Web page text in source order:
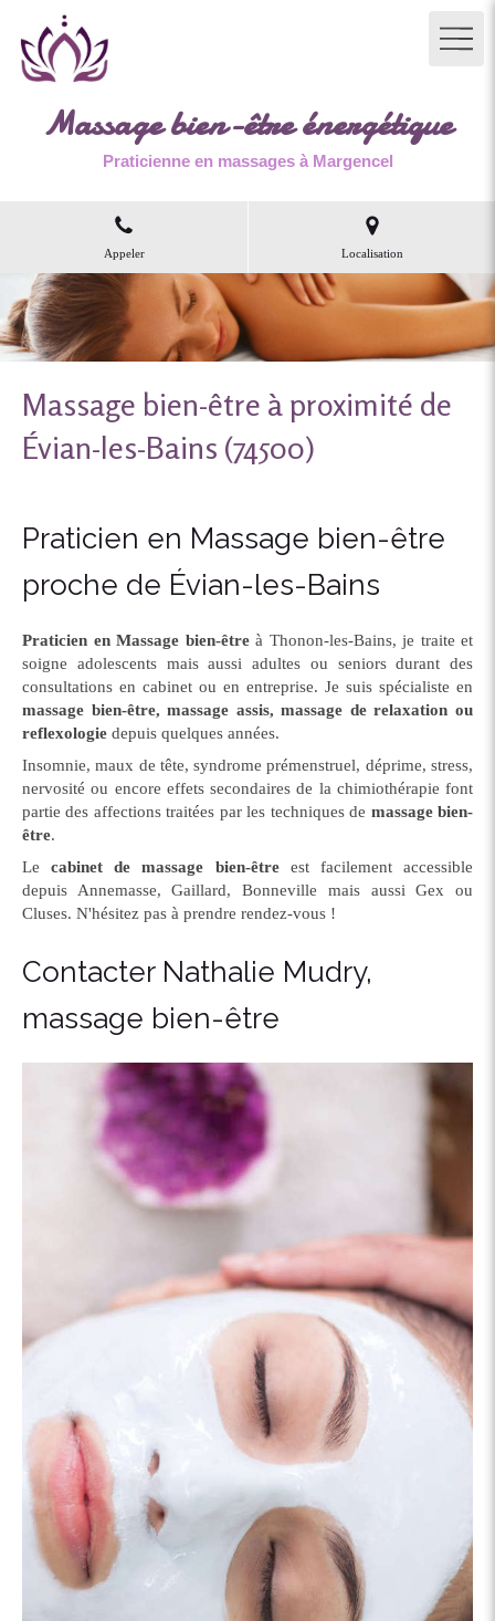
Massage bien-être énergétique
Praticienne en massages à Margencel
Appeler Localisation
Massage bien-être à proximité de
Évian-les-Bains (74500)
Praticien en Massage bien-être
proche de Évian-les-Bains
Praticien en Massage bien-êtreà Thonon-les-Bains, je traite et
soigne adolescents mais aussi adultes ou seniors durant des
consultations en cabinet ou en entreprise. Je suis spécialiste en
massage bien-être, massage assis, massage de relaxation ou
reflexologie depuis quelques années.
Insomnie, maux de tête, syndrome prémenstruel, déprime, stress,
nervosité ou encore effets secondaires de la chimiothérapie font
partie des affections traitées par les techniques de massage bien-
être.
Lecabinet de massage bien-êtreest facilement accessible
depuis Annemasse, Gaillard, Bonneville mais aussi Gex ou
Cluses. N'hésitez pas à prendre rendez-vous !
Contacter Nathalie Mudry,
massage bien-être